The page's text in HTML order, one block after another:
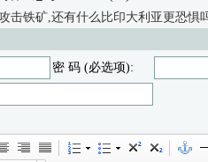
击铁矿,还有什么比印大利亚更恐惧
密 码 (必选项):